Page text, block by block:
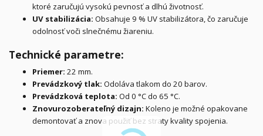
ktoré zaručujú vysokú pevnosť a dlhú životnosť.
UV stabilizácia: Obsahuje 9 % UV stabilizátora, čo zaručuje
odolnosť voči slnečnému žiareniu.
Technické parametre:
Priemer: 22 mm.
Prevádzkový tlak: Odoláva tlakom do 20 barov.
Prevádzková teplota: Od 0 °C do 65 °C.
Znovurozoberateľný dizajn: Koleno je možné opakovane
demontovať a znova použiť bez straty kvality spojenia.